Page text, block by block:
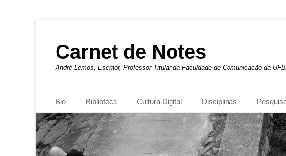
Carnet de Notes
André Lemos, Escritor, Professor Titular da Faculdade de Comunicação da
Menu principal
para
o
conteúdo
Bio Biblioteca Cultura Digital Disciplinas